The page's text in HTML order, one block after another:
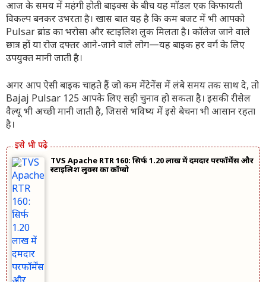
आज के समय में महंगी होती बाइक्स के बीच यह मॉडल एक किफायती
विकल्प बनकर उभरता है। खास बात यह है कि कम बजट में भी आपको
Pulsar ब्रांड का भरोसा और स्टाइलिश लुक मिलता है। कॉलेज जाने वाले
छात्र हों या रोज दफ्तर आने-जाने वाले लोग—यह बाइक हर वर्ग के लिए
उपयुक्त मानी जाती है।
अगर आप ऐसी बाइक चाहते हैं जो कम मेंटेनेंस में लंबे समय तक साथ दे, तो
Bajaj Pulsar 125 आपके लिए सही चुनाव हो सकता है। इसकी रीसेल
वैल्यू भी अच्छी मानी जाती है, जिससे भविष्य में इसे बेचना भी आसान रहता
है।
TVS Apache RTR 160: सिर्फ 1.20 लाख में दमदार परफॉर्मेंस और
स्टाइलिश लुक्स का कॉम्बो